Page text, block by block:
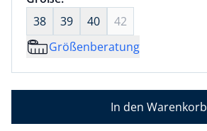
nichts ausgewählt
38
39 40
42
Größenberatung
In den Warenkorb